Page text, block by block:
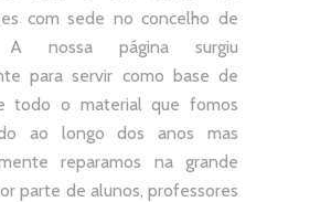
com sede no concelho de
A nossa página surgiu
para servir como base de
todo o material que fomos
ao longo dos anos mas
reparamos na grande
parte de alunos, professores